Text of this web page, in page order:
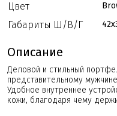
Цвет
Габариты Ш/В/Г
Описание
Деловой и стильный
представительному
Удобное внутреннее
кожи, благодаря чему